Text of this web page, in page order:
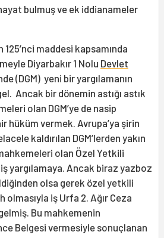
bulmuş ve ek iddianameler
125’nci maddesi kapsamında
Diyarbakır 1 Nolu Devlet
(DGM) yeni bir yargılamanın
Ancak bir dönemin astığı astık
olan DGM’ye de nasip
hüküm vermek. Avrupa’ya şirin
kaldırılan DGM’lerden yakın
olan Özel Yetkili
yargılamaya. Ancak biraz yazboz
olsa gerek özel yetkili
iş Urfa 2. Ağır Ceza
Bu mahkemenin
Belgesi vermesiyle sonuçlanan